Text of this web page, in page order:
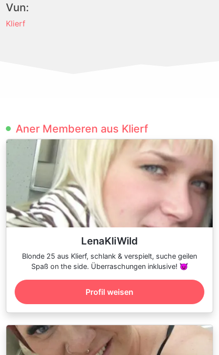
Vun:
Klierf
Aner Memberen aus Klierf
LenaKliWild
Blonde 25 aus Klierf, schlank & verspielt, suche geilen
Spaß on the side. Überraschungen inklusive! 😈
Profil weisen